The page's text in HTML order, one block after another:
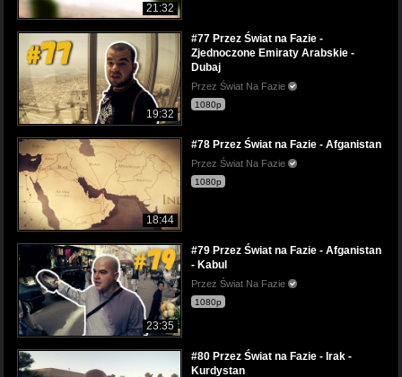
21:32
19:32
#77 Przez Świat na Fazie -
Zjednoczone Emiraty Arabskie -
Dubaj
Przez Świat Na Fazie
1080p
18:44
#78 Przez Świat na Fazie - Afganistan
Przez Świat Na Fazie
1080p
23:35
#79 Przez Świat na Fazie - Afganistan
- Kabul
Przez Świat Na Fazie
1080p
#80 Przez Świat na Fazie - Irak -
Kurdystan